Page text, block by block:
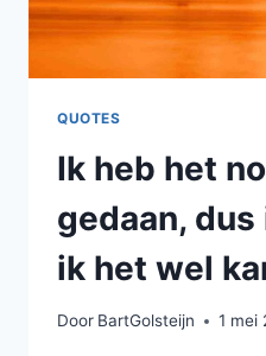
QUOTES
Ik heb het
gedaan,
ik het wel
Door BartGolsteijn 1 mei